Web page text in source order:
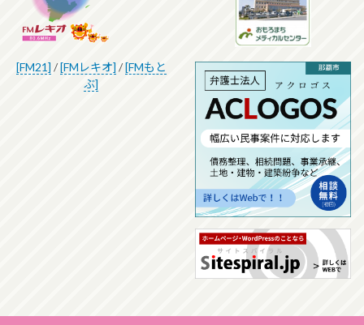
[FM21] /[FMレキオ] /[FMもと
ぶ]